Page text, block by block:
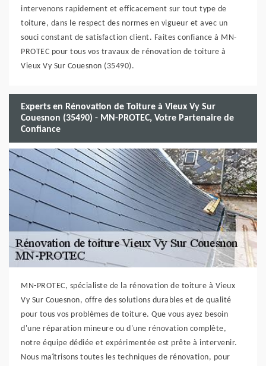
intervenons rapidement et efficacement sur tout type de
toiture, dans le respect des normes en vigueur et avec un
souci constant de satisfaction client. Faites confiance à MN-
PROTEC pour tous vos travaux de rénovation de toiture à
Vieux Vy Sur Couesnon (35490).
Experts en Rénovation de Toiture à Vieux Vy Sur
Couesnon (35490) - MN-PROTEC, Votre Partenaire de
Confiance
MN-PROTEC, spécialiste de la rénovation de toiture à Vieux
Vy Sur Couesnon, offre des solutions durables et de qualité
pour tous vos problèmes de toiture. Que vous ayez besoin
d'une réparation mineure ou d'une rénovation complète,
notre équipe dédiée et expérimentée est prête à intervenir.
Nous maîtrisons toutes les techniques de rénovation, pour